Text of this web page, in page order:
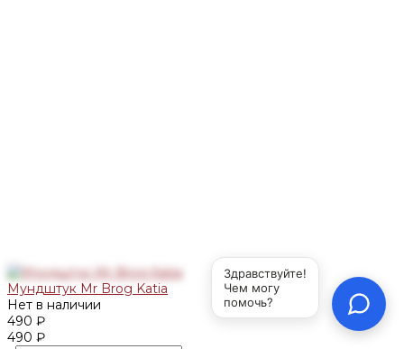
Мундштук Mr Brog Katia
Нет в наличии
490 ₽
490 ₽